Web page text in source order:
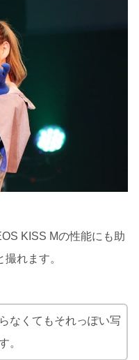
KISS Mの性能にも助
れます。
なくてもそれっぽい写
。